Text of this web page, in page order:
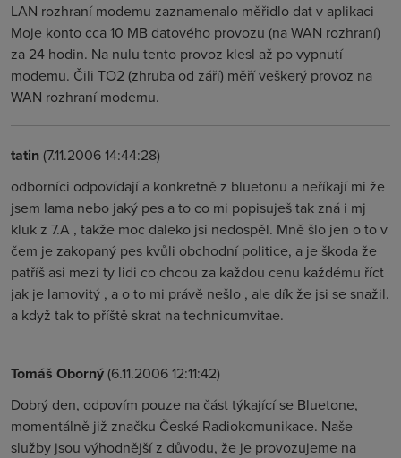
LAN rozhraní modemu zaznamenalo měřidlo dat v aplikaci
Moje konto cca 10 MB datového provozu (na WAN rozhraní)
za 24 hodin. Na nulu tento provoz klesl až po vypnutí
modemu. Čili TO2 (zhruba od září) měří veškerý provoz na
WAN rozhraní modemu.
tatin(7.11.2006 14:44:28)
odborníci odpovídají a konkretně z bluetonu a neříkají mi že
jsem lama nebo jaký pes a to co mi popisuješ tak zná i mj
kluk z 7.A , takže moc daleko jsi nedospěl. Mně šlo jen o to v
čem je zakopaný pes kvůli obchodní politice, a je škoda že
patříš asi mezi ty lidi co chcou za každou cenu každému říct
jak je lamovitý , a o to mi právě nešlo , ale dík že jsi se snažil.
a když tak to příště skrat na technicumvitae.
Tomáš Oborný(6.11.2006 12:11:42)
Dobrý den, odpovím pouze na část týkající se Bluetone,
momentálně již značku České Radiokomunikace. Naše
služby jsou výhodnější z důvodu, že je provozujeme na